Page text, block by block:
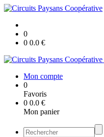
0
0 0.0 €
Mon compte
0
Favoris
0 0.0 €
Mon panier